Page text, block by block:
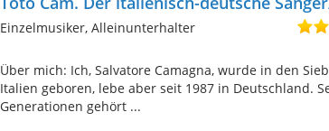
Einzelmusiker, Alleinunterhalter
Über mich: Ich, Salvatore Camagna, wurde in den
Italien geboren, lebe aber seit 1987 in Deutschland.
Generationen gehört ...